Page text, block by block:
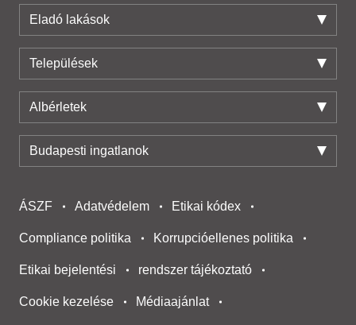
Eladó lakások
Települések
Albérletek
Budapesti ingatlanok
ÁSZF Adatvédelem Etikai kódex
Compliance politika Korrupcióellenes politika
Etikai bejelentési rendszer tájékoztató
Cookie kezelése Médiaajánlat